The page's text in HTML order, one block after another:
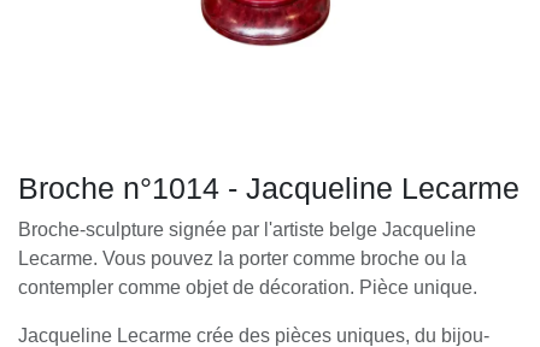
Broche n°1014 - Jacqueline Lecarme
Broche-sculpture signée par l'artiste belge Jacqueline
Lecarme. Vous pouvez la porter comme broche ou la
contempler comme objet de décoration. Pièce unique.
Jacqueline Lecarme crée des pièces uniques, du bijou-